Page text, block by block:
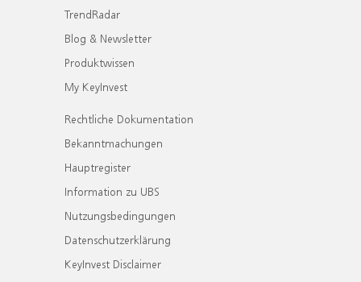
TrendRadar
Blog & Newsletter
Produktwissen
My KeyInvest
Rechtliche Dokumentation
Bekanntmachungen
Hauptregister
Information zu UBS
Nutzungsbedingungen
Datenschutzerklärung
KeyInvest Disclaimer